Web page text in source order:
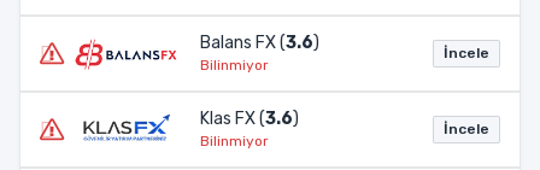
Balans FX (3.6)
Bilinmiyor
İncele
Klas FX (3.6)
Bilinmiyor
İncele